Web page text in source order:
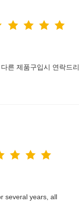
른 제품구입시 연락드리
several years, all